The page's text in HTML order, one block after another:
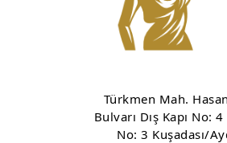
Türkmen Mah.
Bulvarı Dış Kapı No: 4
No: 3 Kuşadası/